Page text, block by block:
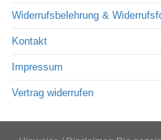
Widerrufsbelehrung &
Kontakt
Impressum
Vertrag widerrufen